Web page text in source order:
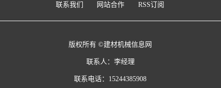
联系我们 网站合作 RSS订阅
版权所有 ©建材机械信息网
联系人：李经理
联系电话：15244385908